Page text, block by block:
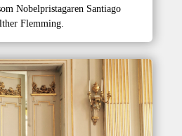
Nobelpristagaren Santiago
Flemming.